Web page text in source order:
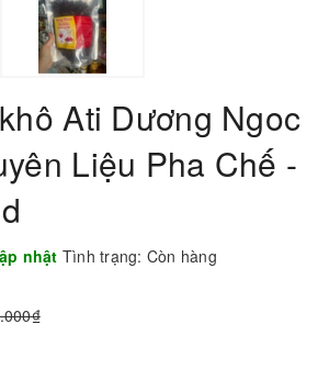
Ati Dương Ngoc
Liệu Pha Chế -
nhật Tình trạng: Còn hàng